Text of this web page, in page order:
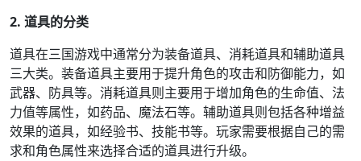
2. 道具的分类
道具在三国游戏中通常分为装备道具、消耗道具和辅助道具
三大类。装备道具主要用于提升角色的攻击和防御能力，如
武器、防具等。消耗道具则主要用于增加角色的生命值、法
力值等属性，如药品、魔法石等。辅助道具则包括各种增益
效果的道具，如经验书、技能书等。玩家需要根据自己的需
求和角色属性来选择合适的道具进行升级。